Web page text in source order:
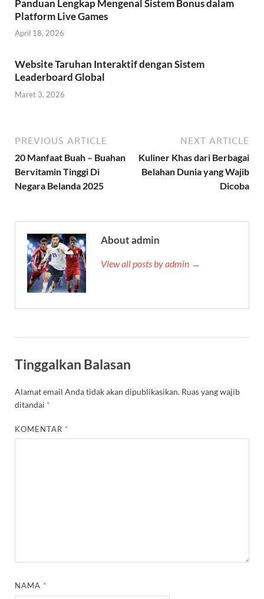
Panduan Lengkap Mengenal Sistem Bonus dalam
Platform Live Games
April 18, 2026
Website Taruhan Interaktif dengan Sistem
Leaderboard Global
Maret 3, 2026
PREVIOUS ARTICLE
20 Manfaat Buah – Buahan
Bervitamin Tinggi Di
Negara Belanda 2025
NEXT ARTICLE
Kuliner Khas dari Berbagai
Belahan Dunia yang Wajib
Dicoba
About admin
View all posts by admin →
Tinggalkan Balasan
Alamat email Anda tidak akan dipublikasikan. Ruas yang wajib
ditandai *
KOMENTAR *
NAMA *